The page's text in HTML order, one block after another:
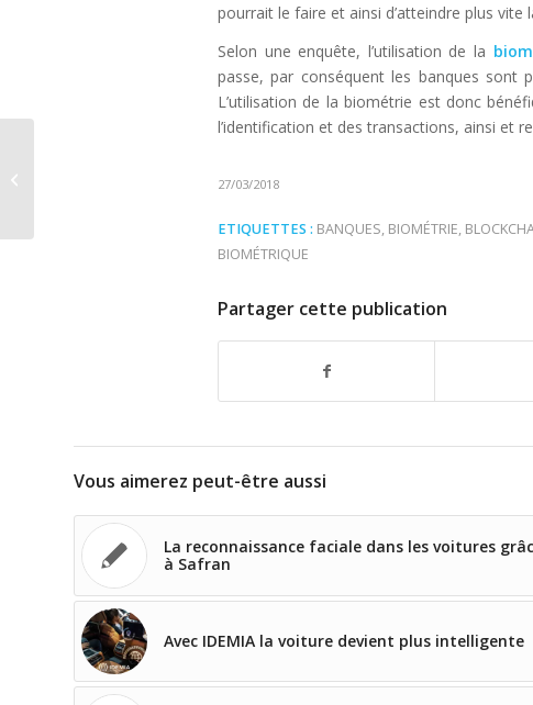
pourrait le faire et ainsi d’atteindre plus vite
Selon une enquête, l’utilisation de la
passe, par conséquent les banques sont
L’utilisation de la biométrie est donc
l’identification et des transactions, ainsi et
27/03/2018
ETIQUETTES : BANQUES, BIOMÉTRIE,
BIOMÉTRIQUE
Partager cette publication
Vous aimerez peut-être aussi
La reconnaissance faciale dans les voitures
à Safran
Avec IDEMIA la voiture devient plus intelligente